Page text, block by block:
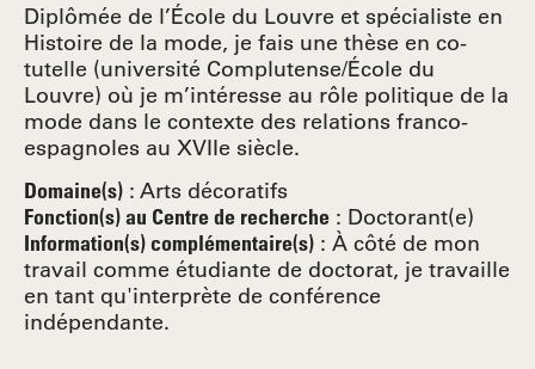
Diplômée de l’École du Louvre et spécialiste en
Histoire de la mode, je fais une thèse en co-
tutelle (université Complutense/École du
Louvre) où je m’intéresse au rôle politique de la
mode dans le contexte des relations franco-
espagnoles au XVIIe siècle.
Domaine(s) : Arts décoratifs
Fonction(s) au Centre de recherche : Doctorant(e)
Information(s) complémentaire(s) : À côté de mon
travail comme étudiante de doctorat, je travaille
en tant qu'interprète de conférence
indépendante.